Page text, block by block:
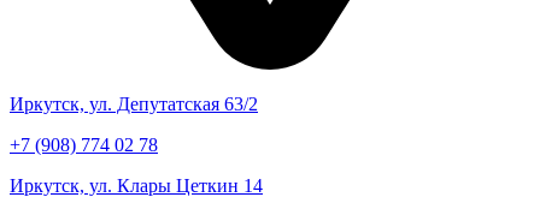
Иркутск, ул. Депутатская 63/2
+7 (908) 774 02 78
Иркутск, ул. Клары Цеткин 14